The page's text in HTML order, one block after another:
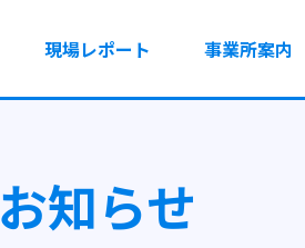
現場レポート 事業所案内
お知らせ